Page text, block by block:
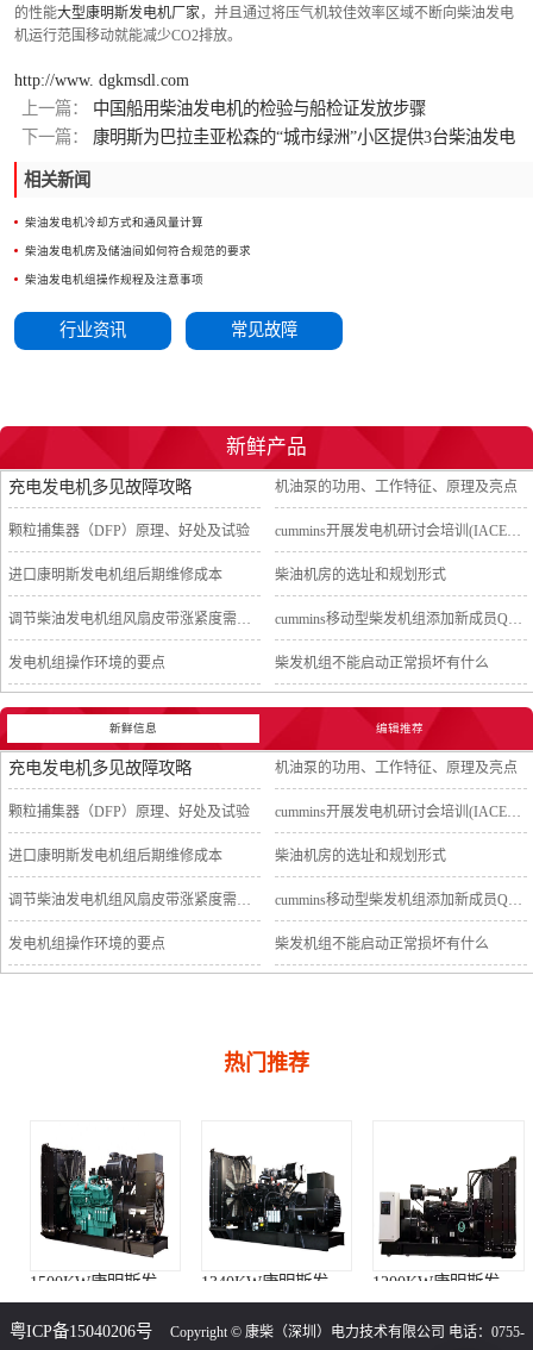
的性能大型康明斯发电机厂家，并且通过将压气机较佳效率区域不断向柴油发电
机运行范围移动就能减少CO2排放。
http://www. dgkmsdl.com
上一篇：
中国船用柴油发电机的检验与船检证发放步骤
下一篇：
康明斯为巴拉圭亚松森的“城市绿洲”小区提供3台柴油发电
相关新闻
柴油发电机冷却方式和通风量计算
柴油发电机房及储油间如何符合规范的要求
柴油发电机组操作规程及注意事项
行业资讯 常见故障
新鲜产品
充电发电机多见故障攻略 机油泵的功用、工作特征、原理及亮点
颗粒捕集器（DFP）原理、好处及试验 cummins开展发电机研讨会培训(IACET)认证工作
进口康明斯发电机组后期维修成本 柴油机房的选址和规划形式
调节柴油发电机组风扇皮带涨紧度需要注意哪些 cummins移动型柴发机组添加新成员QSB5-G11系列
发电机组操作环境的要点 柴发机组不能启动正常损坏有什么
新鲜信息 编辑推荐
充电发电机多见故障攻略 机油泵的功用、工作特征、原理及亮点
颗粒捕集器（DFP）原理、好处及试验 cummins开展发电机研讨会培训(IACET)认证工作
进口康明斯发电机组后期维修成本 柴油机房的选址和规划形式
调节柴油发电机组风扇皮带涨紧度需要注意哪些 cummins移动型柴发机组添加新成员QSB5-G11系列
发电机组操作环境的要点 柴发机组不能启动正常损坏有什么
热门推荐
1500KW康明斯发电机组（KTA50-G15A柴油机） 1340KW康明斯发电机组（KTA50-GS8柴油机）
粤ICP备15040206号 Copyright © 康柴（深圳）电力技术有限公司 电话：0755-